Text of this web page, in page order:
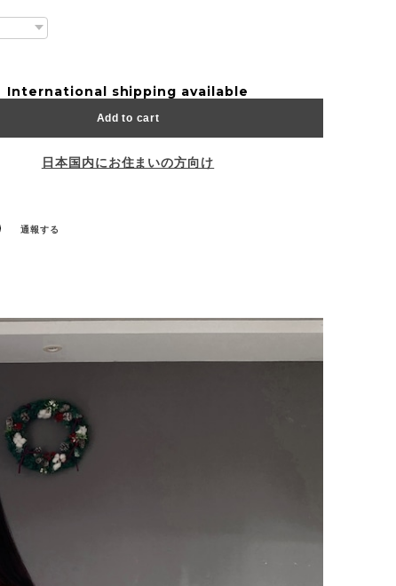
International shipping available
Add to cart
日本国内にお住まいの方向け
通報する